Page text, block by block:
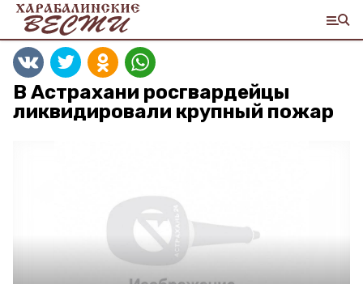
В Астрахани росгвардейцы
ликвидировали крупный пожар